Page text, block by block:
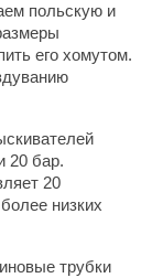
польскую и
его хомутом.
20 бар.
20
низких
трубки